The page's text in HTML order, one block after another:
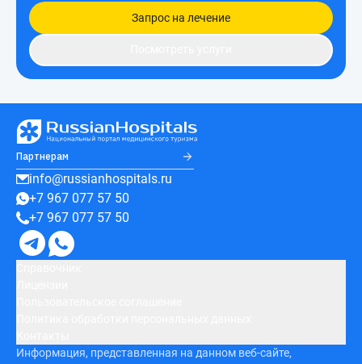
Запрос на лечение
Партнерам
info@russianhospitals.ru
+7 967 077 57 50
+7 967 077 57 50
Информация, представленная на данном веб-сайте,